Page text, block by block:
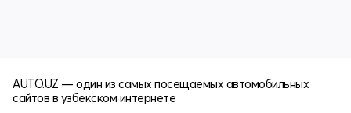
AUTO.UZ — один из самых посещаемых автомобильных
сайтов в узбекском интернете